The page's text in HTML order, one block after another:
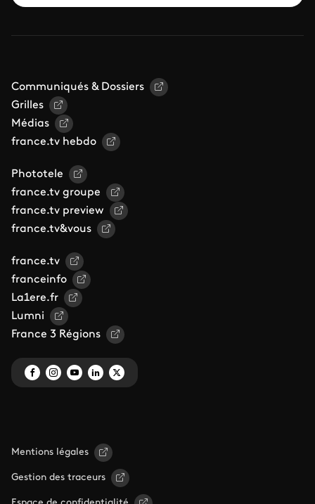
Communiqués & Dossiers
Grilles
Médias
france.tv hebdo
Phototele
france.tv groupe
france.tv preview
france.tv&vous
france.tv
franceinfo
La1ere.fr
Lumni
France 3 Régions
Mentions légales
Gestion des traceurs